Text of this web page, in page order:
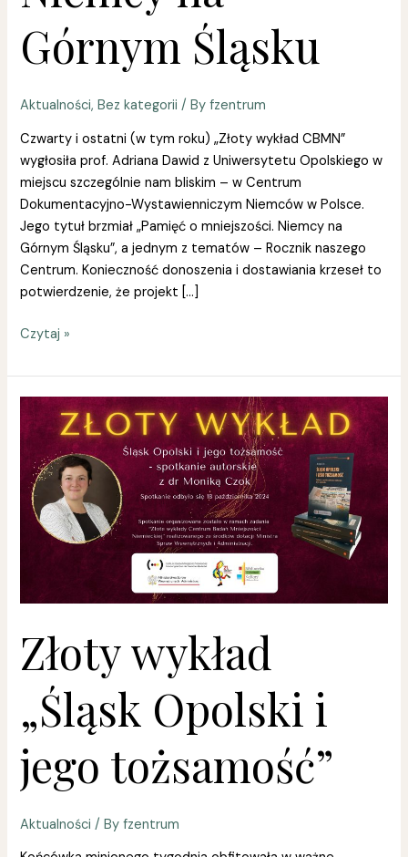
Górnym Śląsku
Aktualności,Bez kategorii / Byfzentrum
Czwarty i ostatni (w tym roku) „Złoty wykład CBMN”
wygłosiła prof. Adriana Dawid z Uniwersytetu Opolskiego w
miejscu szczególnie nam bliskim – w Centrum
Dokumentacyjno-Wystawienniczym Niemców w Polsce.
Jego tytuł brzmiał „Pamięć o mniejszości. Niemcy na
Górnym Śląsku”, a jednym z tematów – Rocznik naszego
Centrum. Konieczność donoszenia i dostawiania krzeseł to
potwierdzenie, że projekt […]
Czytaj »
Złoty wykład
„Śląsk Opolski i
jego tożsamość”
Aktualności / Byfzentrum
Złoty
wykład
Opolski
jego
tożsamość”